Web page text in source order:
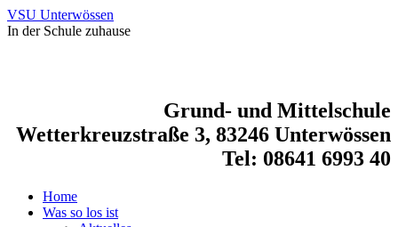
VSU Unterwössen
In der Schule zuhause
Grund- und Mittelschule
Wetterkreuzstraße 3, 83246 Unterwössen
Tel: 08641 6993 40
Home
Was so los ist